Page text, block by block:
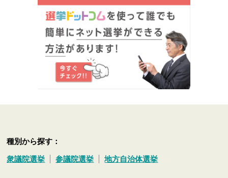
種別から探す：
衆議院選挙 参議院選挙 地方自治体選挙